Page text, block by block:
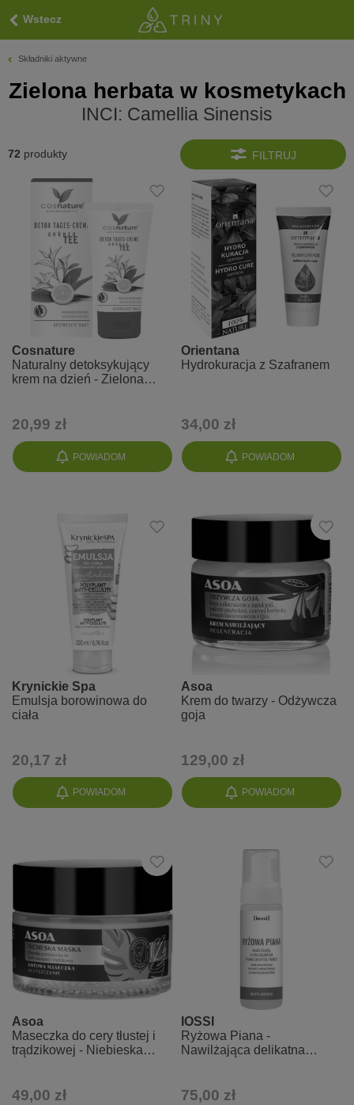
Wstecz
Składniki aktywne
Zielona herbata w kosmetykach
INCI: Camellia Sinensis
FILTRUJ
72 produkty
POWIADOM
Cosnature
Naturalny detoksykujący
krem na dzień - Zielona
20,99 zł
POWIADOM
Orientana
Hydrokuracja z Szafranem
34,00 zł
POWIADOM
Krynickie Spa
Emulsja borowinowa do
ciała
20,17 zł
POWIADOM
Asoa
Krem do twarzy - Odżywcza
goja
129,00 zł
Asoa
Maseczka do cery tłustej i
trądzikowej - Niebieska
49,00 zł
IOSSI
Ryżowa Piana -
Nawilżająca delikatna
75,00 zł